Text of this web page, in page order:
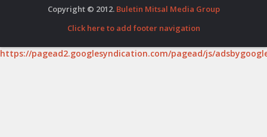
Copyright © 2012. Buletin Mitsal Media Group
Click here to add footer navigation
https://pagead2.googlesyndication.com/pagead/js/